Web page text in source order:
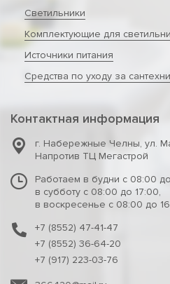
Светильники
Комплектующие для
Источники питания
Средства по уходу за
Контактная информация
г. Набережные Челны, ул.
Напротив ТЦ Мегастрой
Работаем в будни с 08:00
в субботу с 08:00 до 17:00,
в воскресенье с 08:00 до
+7 (8552) 47-41-47
+7 (8552) 36-64-20
+7 (917) 223-03-76